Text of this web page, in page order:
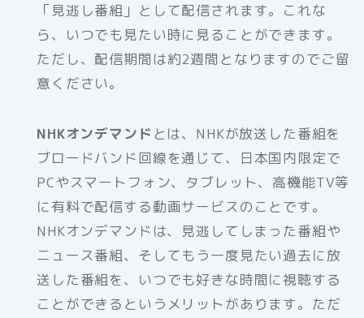
「見逃し番組」として配信されます。これな
ら、いつでも見たい時に見ることができます。
ただし、配信期間は約2週間となりますのでご留
意ください。
NHKオンデマンド とは、NHKが放送した番組を
ブロードバンド回線を通じて、日本国内限定で
PCやスマートフォン、タブレット、高機能TV等
に有料で配信する動画サービスのことです。
NHKオンデマンドは、見逃してしまった番組や
ニュース番組、そしてもう一度見たい過去に放
送した番組を、いつでも好きな時間に視聴する
ことができるというメリットがあります。ただ